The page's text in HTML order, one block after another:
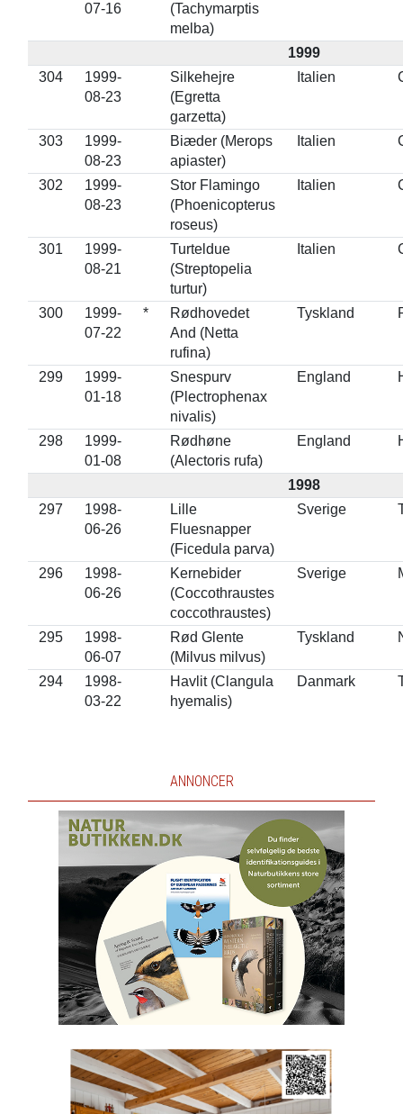
07-16
(Tachymarptis
melba)
1999
304
1999-
08-23
Silkehejre
(Egretta
garzetta)
Italien
303
1999-
08-23
Biæder (Merops
apiaster)
Italien
302
1999-
08-23
Stor Flamingo
(Phoenicopterus
roseus)
Italien
301
1999-
08-21
Turteldue
(Streptopelia
turtur)
Italien
300
1999-
07-22
*
Rødhovedet
And (Netta
rufina)
Tyskland
299
1999-
01-18
Snespurv
(Plectrophenax
nivalis)
England
298
1999-
01-08
Rødhøne
(Alectoris rufa)
England
1998
297
1998-
06-26
Lille
Fluesnapper
(Ficedula parva)
Sverige
296
1998-
06-26
Kernebider
(Coccothraustes
coccothraustes)
Sverige
295
1998-
06-07
Rød Glente
(Milvus milvus)
Tyskland
294
1998-
03-22
Havlit (Clangula
hyemalis)
Danmark
ANNONCER